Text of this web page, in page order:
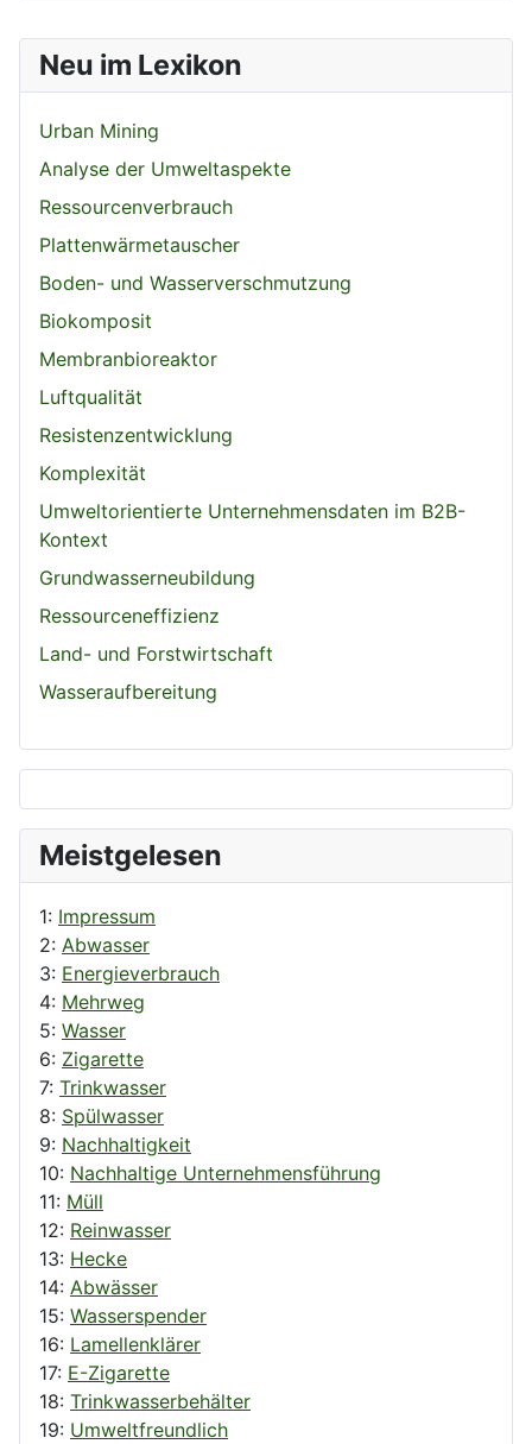
Neu im Lexikon
Urban Mining
Analyse der Umweltaspekte
Ressourcenverbrauch
Plattenwärmetauscher
Boden- und Wasserverschmutzung
Biokomposit
Membranbioreaktor
Luftqualität
Resistenzentwicklung
Komplexität
Umweltorientierte Unternehmensdaten im B2B-
Kontext
Grundwasserneubildung
Ressourceneffizienz
Land- und Forstwirtschaft
Wasseraufbereitung
Meistgelesen
1: Impressum
2: Abwasser
3: Energieverbrauch
4: Mehrweg
5: Wasser
6: Zigarette
7: Trinkwasser
8: Spülwasser
9: Nachhaltigkeit
10: Nachhaltige Unternehmensführung
11: Müll
12: Reinwasser
13: Hecke
14: Abwässer
15: Wasserspender
16: Lamellenklärer
17: E-Zigarette
18: Trinkwasserbehälter
19: Umweltfreundlich